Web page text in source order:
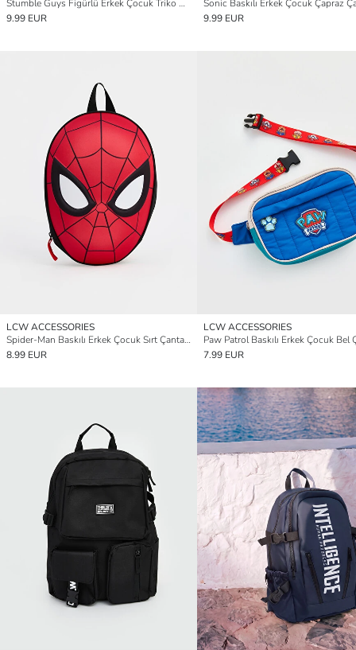
Stumble Guys Figürlü Erkek Çocuk Triko Bere
9.99 EUR
Sonic Baskılı Erkek Çocuk Çapraz
9.99 EUR
LCW ACCESSORIES
Spider-Man Baskılı Erkek Çocuk Sırt Çantası
8.99 EUR
LCW ACCESSORIES
Paw Patrol Baskılı Erkek Çocuk Bel
7.99 EUR